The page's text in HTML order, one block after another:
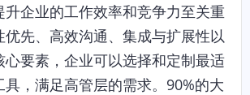
升企业的工作效率和竞争力至关重
先、高效沟通、集成与扩展性以
心要素，企业可以选择和定制最适
，满足高管层的需求。90%的大